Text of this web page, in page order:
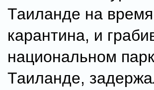
Таиланде на
карантина, и
национальном
Таиланде,